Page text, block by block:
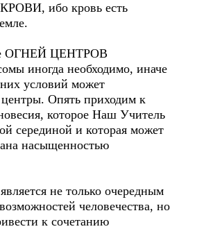
ибо кровь есть
ОГНЕЙ ЦЕНТРОВ
иногда необходимо, иначе
условий может
Опять приходим к
которое Наш Учитель
серединой и которая может
насыщенностью
не только очередным
человечества, но
к сочетанию